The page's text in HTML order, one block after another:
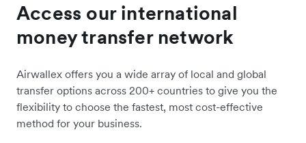
Access our international
money transfer network
Airwallex offers you a wide array of local and global
transfer options across 200+ countries to give you the
flexibility to choose the fastest, most cost-effective
method for your business.